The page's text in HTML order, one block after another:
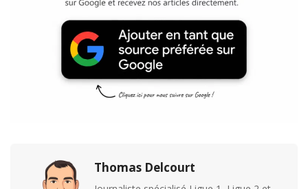
Thomas Delcourt